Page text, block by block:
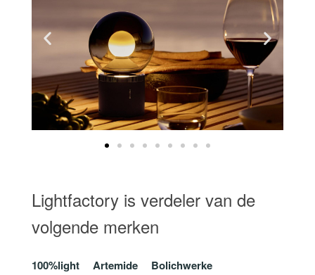
Lightfactory is verdeler van de
volgende merken
100%light Artemide
Bolichwerke